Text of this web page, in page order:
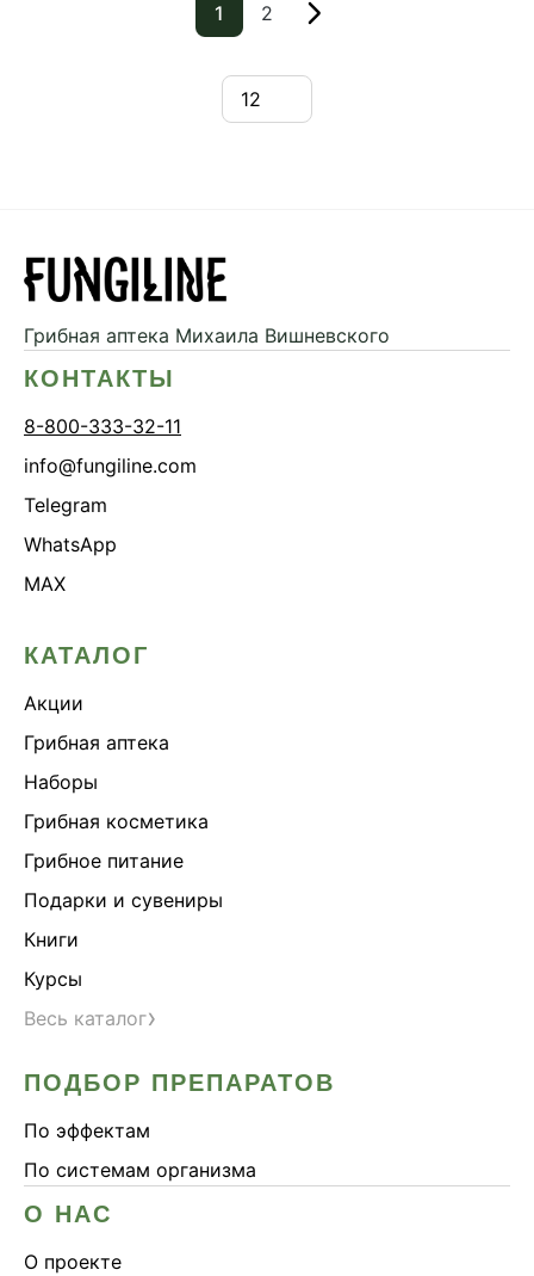
1 2
Грибная аптека Михаила Вишневского
КОНТАКТЫ
8-800-333-32-11
info@fungiline.com
Telegram
WhatsApp
MAX
КАТАЛОГ
Акции
Грибная аптека
Наборы
Грибная косметика
Грибное питание
Подарки и сувениры
Книги
Курсы
Весь каталог›
ПОДБОР ПРЕПАРАТОВ
По эффектам
По системам организма
О НАС
О проекте